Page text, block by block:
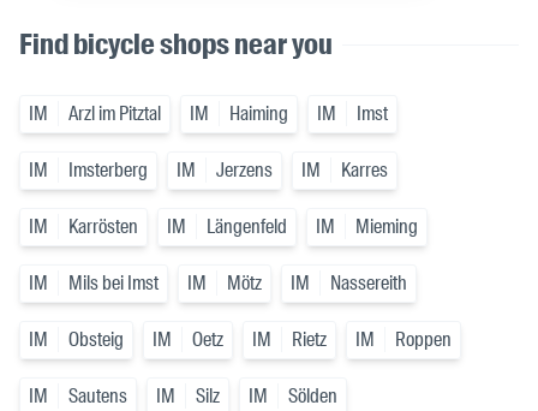
Find bicycle shops near you
IM Arzl im Pitztal IM Haiming IM Imst
IM Imsterberg IM Jerzens IM Karres
IM Karrösten IM Längenfeld IM Mieming
IM Mils bei Imst IM Mötz IM Nassereith
IM Obsteig IM Oetz IM Rietz IM Roppen
IM Sautens IM Silz IM Sölden